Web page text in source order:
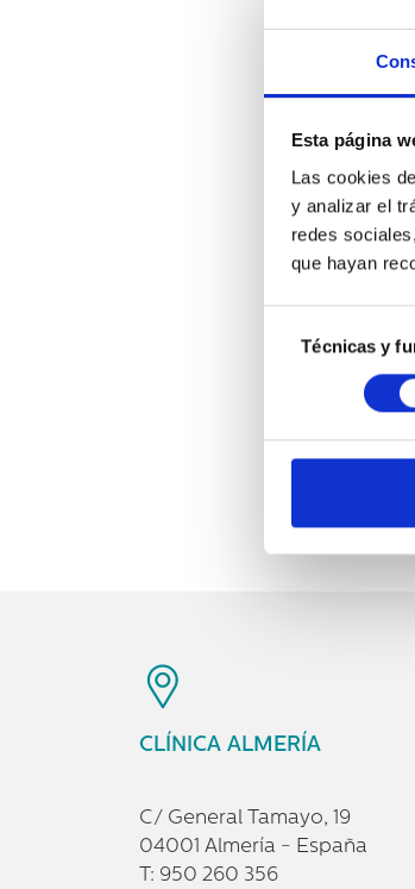
Esta página
Las cookies
y analizar el
redes
que hayan
consentimiento
Técnicas y
CLÍNICA ALMERÍA
C/ General Tamayo, 19
04001 Almería - España
T: 950 260 356